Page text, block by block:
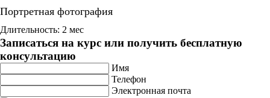
Портретная фотография
Длительность: 2 мес
Записаться на курс или получить бесплатную
консультацию
Имя
Телефон
Электронная почта